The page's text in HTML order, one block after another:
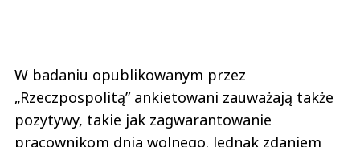
W badaniu opublikowanym przez
„Rzeczpospolitą” ankietowani zauważają także
pozytywy, takie jak zagwarantowanie
pracownikom dnia wolnego. Jednak zdaniem